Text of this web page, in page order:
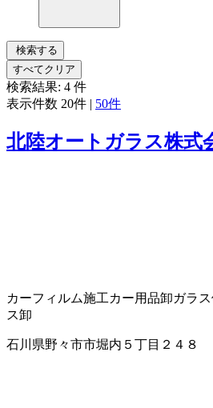
検索する
すべてクリア
検索結果: 4 件
表示件数 20件 | 50件
北陸オートガラス株式
カーフィルム施工カー用品卸ガラ
ス卸
石川県野々市市堀内５丁目２４８